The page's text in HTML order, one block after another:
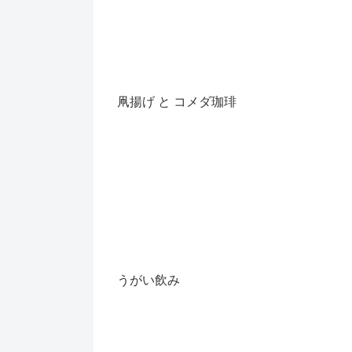
凧揚げ と コメダ珈琲
うがい飲み